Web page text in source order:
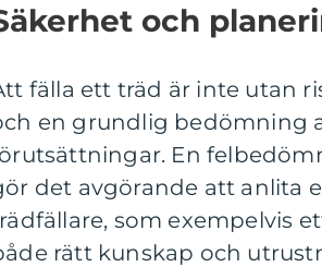
och
fälla ett träd är inte utan
en grundlig bedömning
En
det avgörande att anlita
som exempelvis
rätt kunskap och